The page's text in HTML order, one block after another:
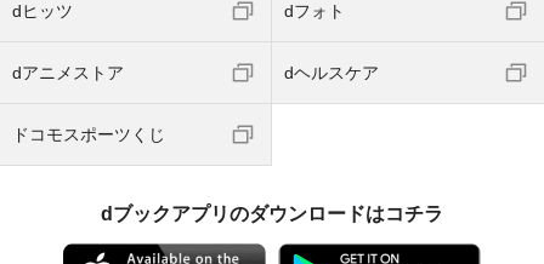
dヒッツ dフォト
dアニメストア dヘルスケア
ドコモスポーツくじ
dブックアプリのダウンロードはコチラ